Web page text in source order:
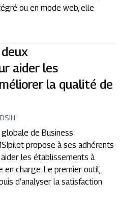
ou en mode web, elle
aider les
la qualité de
DSIH
de Business
propose à ses adhérents
les établissements à
en charge. Le premier outil,
d’analyser la satisfaction